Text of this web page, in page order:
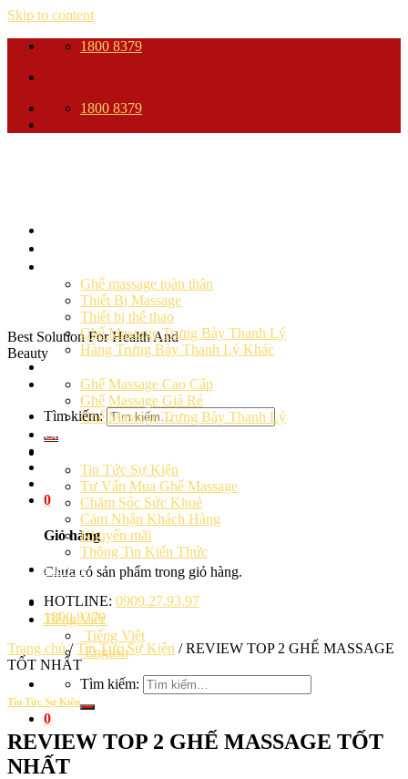
Skip to content
1800 8379
1800 8379
Best Solution For Health And
Beauty
Tìm kiếm:
0
Giỏ hàng
Chưa có sản phẩm trong giỏ hàng.
Tiếng Việt
Tiếng Việt
English
Tìm kiếm:
0
Ghế massage toàn thân
Thiết Bị Massage
Thiết bị thể thao
Ghế Massage Trưng Bày Thanh Lý
Hàng Trưng Bày Thanh Lý Khác
Ghế Massage Cao Cấp
Ghế Massage Giá Rẻ
Ghế Massage Trưng Bày Thanh Lý
Cảm Nhận Khách Hàng
Tin Tức Sự Kiện
Tư Vấn Mua Ghế Massage
Chăm Sóc Sức Khoẻ
Cảm Nhận Khách Hàng
Khuyến mãi
Thông Tin Kiến Thức
Liên hệ
HOTLINE: 0909.27.93.97
1800.8379
Trang chủ / Tin Tức Sự Kiện /REVIEW TOP 2 GHẾ MASSAGE
TỐT NHẤT
Tin Tức Sự Kiện
REVIEW TOP 2 GHẾ MASSAGE TỐT
NHẤT